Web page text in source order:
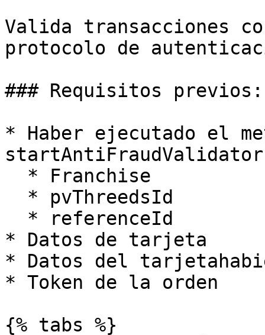
Valida transacciones
protocolo de
### Requisitos previos:
* Haber ejecutado el
* Datos de tarjeta
* Datos del
* Token de la orden
{% tabs %}